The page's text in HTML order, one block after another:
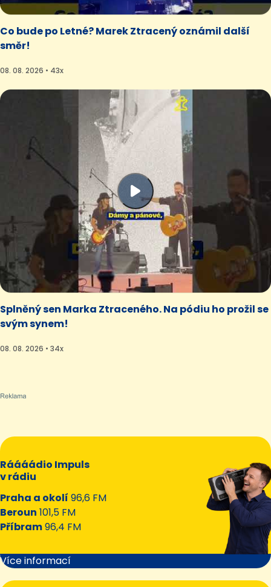
Co bude po Letné? Marek Ztracený oznámil další
směr!
08. 08. 2026 • 43x
Splněný sen Marka Ztraceného. Na pódiu ho prožil se
svým synem!
08. 08. 2026 • 34x
Ráááádio Impuls
v rádiu
Praha a okolí 96,6 FM
Beroun 101,5 FM
Příbram96,4 FM
Více informací